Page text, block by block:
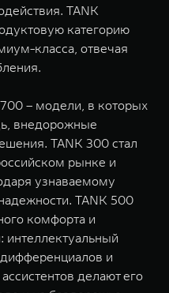
TANK
категорию
класса, отвечая
– модели, в которых
внедорожные
TANK 300 стал
рынке и
узнаваемому
TANK 500
комфорта и
и
делают его